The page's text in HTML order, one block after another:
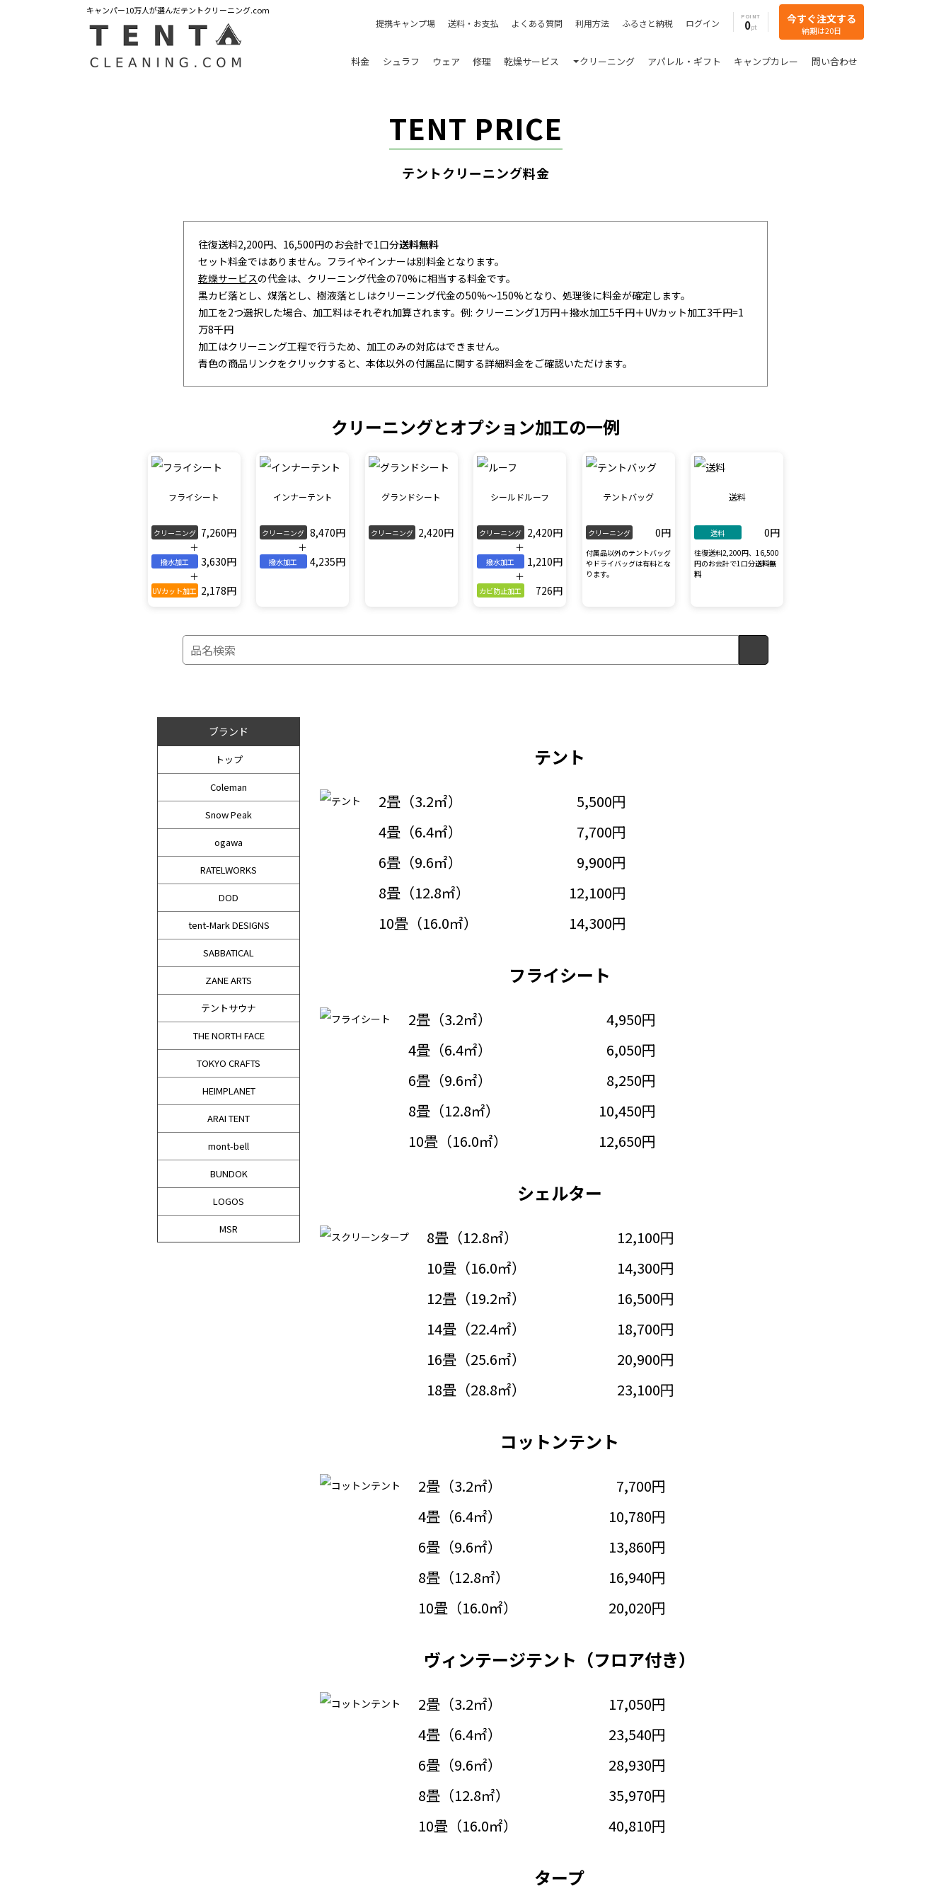
キャンパー10万人が選んだテントクリーニング.com
提携キャンプ場 送料・お支払 よくある質問 利用方法 ふるさと納税 ログイン
POINT
0 今すぐ注文する
納期は20日
料金 シュラフ ウェア 修理 乾燥サービス クリーニング アパレル・ギフト キャンプカレー 問い合わせ
TENT PRICE
テントクリーニング料金
往復送料2,200円、16,500円のお会計で1口分送料無料
セット料金ではありません。フライやインナーは別料金となります。
乾燥サービスの代金は、クリーニング代金の70%に相当する料金です。
黒カビ落とし、煤落とし、樹液落としはクリーニング代金の50%～150%となり、処理後に料金が確定します。
加工を2つ選択した場合、加工料はそれぞれ加算されます。例: クリーニング1万円＋撥水加工5千円＋UVカット加工3千円=1
万8千円
加工はクリーニング工程で行うため、加工のみの対応はできません。
青色の商品リンクをクリックすると、本体以外の付属品に関する詳細料金をご確認いただけます。
クリーニングとオプション加工の一例
フライシート
クリーニング 7,260円
＋
撥水加工 3,630円
＋
UVカット加工 2,178円
インナーテント
クリーニング 8,470円
＋
撥水加工 4,235円
グランドシート
クリーニング 2,420円
シールドルーフ
クリーニング 2,420円
＋
撥水加工 1,210円
＋
カビ防止加工 726円
テントバッグ
クリーニング 0円
付属品以外のテントバッグ
やドライバッグは有料とな
ります。
送料
送料 0円
往復送料2,200円、16,500
円のお会計で1口分送料無
料
ブランド
トップ
Coleman
Snow Peak
ogawa
RATELWORKS
DOD
tent-Mark DESIGNS
SABBATICAL
ZANE ARTS
テントサウナ
THE NORTH FACE
TOKYO CRAFTS
HEIMPLANET
ARAI TENT
mont-bell
BUNDOK
LOGOS
MSR
テント
2畳（3.2㎡）
5,500円
4畳（6.4㎡）
7,700円
6畳（9.6㎡）
9,900円
8畳（12.8㎡）
12,100円
10畳（16.0㎡）
14,300円
フライシート
2畳（3.2㎡）
4,950円
4畳（6.4㎡）
6,050円
6畳（9.6㎡）
8,250円
8畳（12.8㎡）
10,450円
10畳（16.0㎡）
12,650円
シェルター
8畳（12.8㎡）
12,100円
10畳（16.0㎡）
14,300円
12畳（19.2㎡）
16,500円
14畳（22.4㎡）
18,700円
16畳（25.6㎡）
20,900円
18畳（28.8㎡）
23,100円
コットンテント
2畳（3.2㎡）
7,700円
4畳（6.4㎡）
10,780円
6畳（9.6㎡）
13,860円
8畳（12.8㎡）
16,940円
10畳（16.0㎡）
20,020円
ヴィンテージテント（フロア付き）
2畳（3.2㎡）
17,050円
4畳（6.4㎡）
23,540円
6畳（9.6㎡）
28,930円
8畳（12.8㎡）
35,970円
10畳（16.0㎡）
40,810円
タープ